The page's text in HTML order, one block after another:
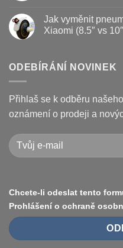
na
koloběžce
poruchy
koloběžek
Kugoo
opravit
textu
s
displeje
Xiaomi
Pro
a
jak
je
Jak vyměnit
Xiaomi (8.5″ vs
textu
s
vyměnit
pneumatiku
na
elektrokoloběžce
(8.5″
vs
10″,
duše
ODEBÍRÁNÍ NOVINEK
Přihlaš se k odběru
oznámení o prodeji a
Chcete-li odeslat tento
Prohlášení o ochraně